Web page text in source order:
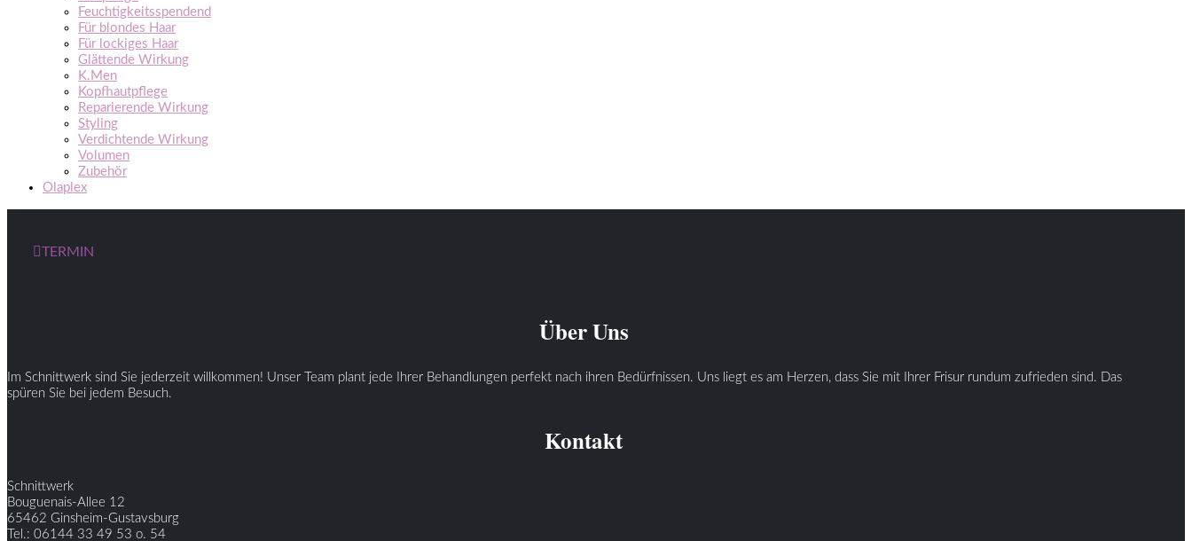
Feuchtigkeitsspendend
Für blondes Haar
Für lockiges Haar
Glättende Wirkung
K.Men
Kopfhautpflege
Reparierende Wirkung
Styling
Verdichtende Wirkung
Volumen
Zubehör
Olaplex
TERMIN
Über Uns
Im Schnittwerk sind Sie jederzeit willkommen! Unser Team plant jede Ihrer Behandlungen perfekt nach ihren Bedürfnissen. Uns liegt es am Herzen, dass Sie mit Ihrer Frisur rundum zufrieden sind. Das
spüren Sie bei jedem Besuch.
Kontakt
Schnittwerk
Bouguenais-Allee 12
65462 Ginsheim-Gustavsburg
Tel.: 06144 33 49 53 o. 54